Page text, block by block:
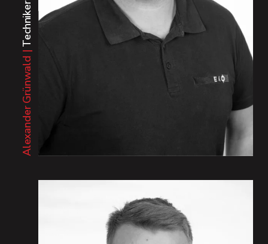
EKO-Team
Alexander Grünwald |
Techniker